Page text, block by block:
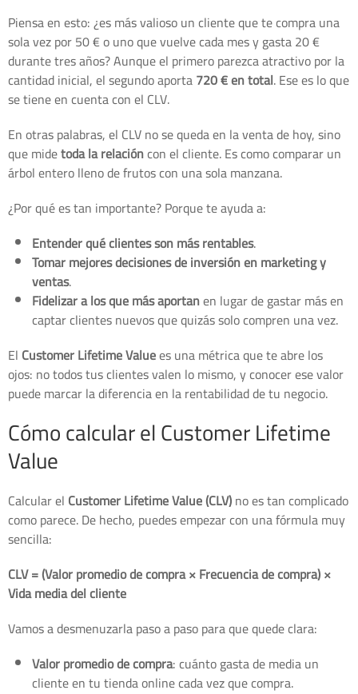
Piensa en esto: ¿es más valioso un cliente que te compra una
sola vez por 50 € o uno que vuelve cada mes y gasta 20 €
durante tres años? Aunque el primero parezca atractivo por la
cantidad inicial, el segundo aporta720 € en total. Ese es lo que
se tiene en cuenta con el CLV.
En otras palabras, el CLV no se queda en la venta de hoy, sino
que midetoda la relacióncon el cliente. Es como comparar un
árbol entero lleno de frutos con una sola manzana.
¿Por qué es tan importante? Porque te ayuda a:
Entender qué clientes son más rentables.
Tomar mejores decisiones de inversión en marketing y
ventas.
Fidelizar a los que más aportanen lugar de gastar más en
captar clientes nuevos que quizás solo compren una vez.
El Customer Lifetime Valuees una métrica que te abre los
ojos: no todos tus clientes valen lo mismo, y conocer ese valor
puede marcar la diferencia en la rentabilidad de tu negocio.
Cómo calcular el Customer Lifetime
Value
Calcular el Customer Lifetime Value (CLV)no es tan complicado
como parece. De hecho, puedes empezar con una fórmula muy
sencilla:
CLV = (Valor promedio de compra × Frecuencia de compra) ×
Vida media del cliente
Vamos a desmenuzarla paso a paso para que quede clara:
Valor promedio de compra: cuánto gasta de media un
cliente en tu tienda online cada vez que compra.